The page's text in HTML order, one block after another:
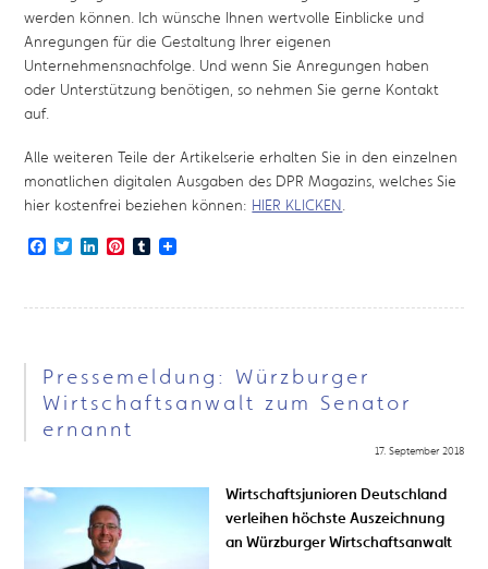
werden können. Ich wünsche Ihnen wertvolle Einblicke und
Anregungen für die Gestaltung Ihrer eigenen
Unternehmensnachfolge. Und wenn Sie Anregungen haben
oder Unterstützung benötigen, so nehmen Sie gerne Kontakt
auf.
Alle weiteren Teile der Artikelserie erhalten Sie in den einzelnen
monatlichen digitalen Ausgaben des DPR Magazins, welches Sie
hier kostenfrei beziehen können: HIER KLICKEN.
Facebook
TwitterLinkedIn
Pinterest
Tumblr
Pressemeldung: Würzburger
Wirtschaftsanwalt zum Senator
ernannt
17. September 2018
Wirtschaftsjunioren Deutschland
verleihen höchste Auszeichnung
an Würzburger Wirtschaftsanwalt